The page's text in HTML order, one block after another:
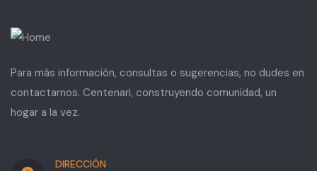
Para más información, consultas o sugerencias, no dudes en
contactarnos. Centenari, construyendo comunidad, un
hogar a la vez.
DIRECCIÓN